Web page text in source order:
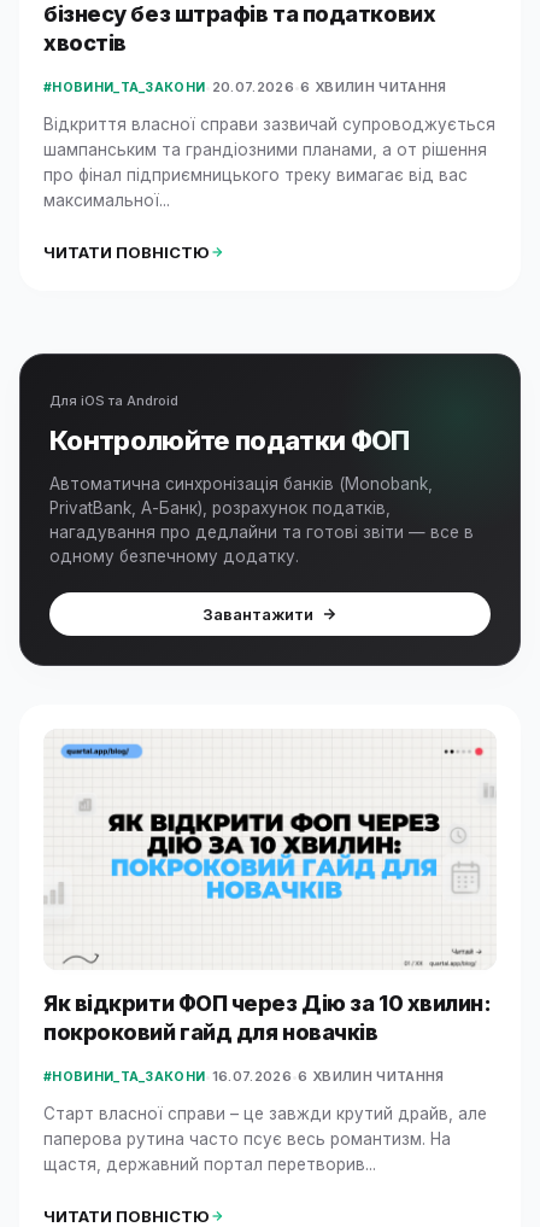
бізнесу без штрафів та податкових
хвостів
#НОВИНИ_ТА_ЗАКОНИ 20.07.2026 •6 ХВИЛИН ЧИТАННЯ
Відкриття власної справи зазвичай супроводжується
шампанським та грандіозними планами, а от рішення
про фінал підприємницького треку вимагає від вас
максимальної...
ЧИТАТИ ПОВНІСТЮ
Для iOS та Android
Контролюйте податки ФОП
Автоматична синхронізація банків (Monobank,
PrivatBank, А-Банк), розрахунок податків,
нагадування про дедлайни та готові звіти — все в
одному безпечному додатку.
Завантажити
Як відкрити ФОП через Дію за 10 хвилин:
покроковий гайд для новачків
#НОВИНИ_ТА_ЗАКОНИ 16.07.2026 •6 ХВИЛИН ЧИТАННЯ
Старт власної справи – це завжди крутий драйв, але
паперова рутина часто псує весь романтизм. На
щастя, державний портал перетворив...
ЧИТАТИ ПОВНІСТЮ